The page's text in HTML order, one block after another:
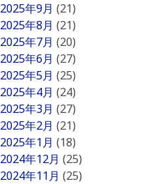
2025年9月 (21)
2025年8月 (21)
2025年7月 (20)
2025年6月 (27)
2025年5月 (25)
2025年4月 (24)
2025年3月 (27)
2025年2月 (21)
2025年1月 (18)
2024年12月 (25)
2024年11月 (25)